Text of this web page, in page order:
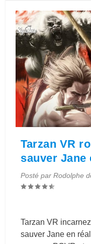
Tarzan VR
sauver
Posté parRodolphe
Tarzan VR
sauver Jane en